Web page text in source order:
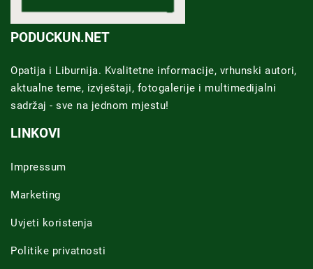
PODUCKUN.NET
Opatija i Liburnija. Kvalitetne informacije, vrhunski autori,
aktualne teme, izvještaji, fotogalerije i multimedijalni
sadržaj - sve na jednom mjestu!
LINKOVI
Impressum
Marketing
Uvjeti koristenja
Politike privatnosti